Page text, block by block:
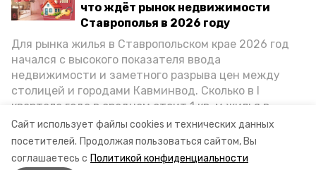
Сайт использует файлы cookies и технических данных
посетителей. Продолжая пользоваться сайтом, Вы
соглашаетесь с Политикой конфиденциальности
что ждёт рынок недвижимости
Ставрополья в 2026 году
Для рынка жилья в Ставропольском крае 2026 год
начался с высокого показателя ввода
недвижимости и заметного разрыва цен между
столицей и городами Кавминвод. Сколько в I
квартале года в среднем стоит 1 кв. м жилья в
городах и округах региона, как изменился спрос на
первичку и вторичку, какова себестоимость
стройки собственного жилья в этом году и какие
Общество
31 октября 2024, 10:18
58 тыс. многодетных
семей Ставрополья
Общество
30 октября 2024, 17:49
получили более 160 млн
рублей господдержки
Все новости
соцконтракт ставрополье кузнец